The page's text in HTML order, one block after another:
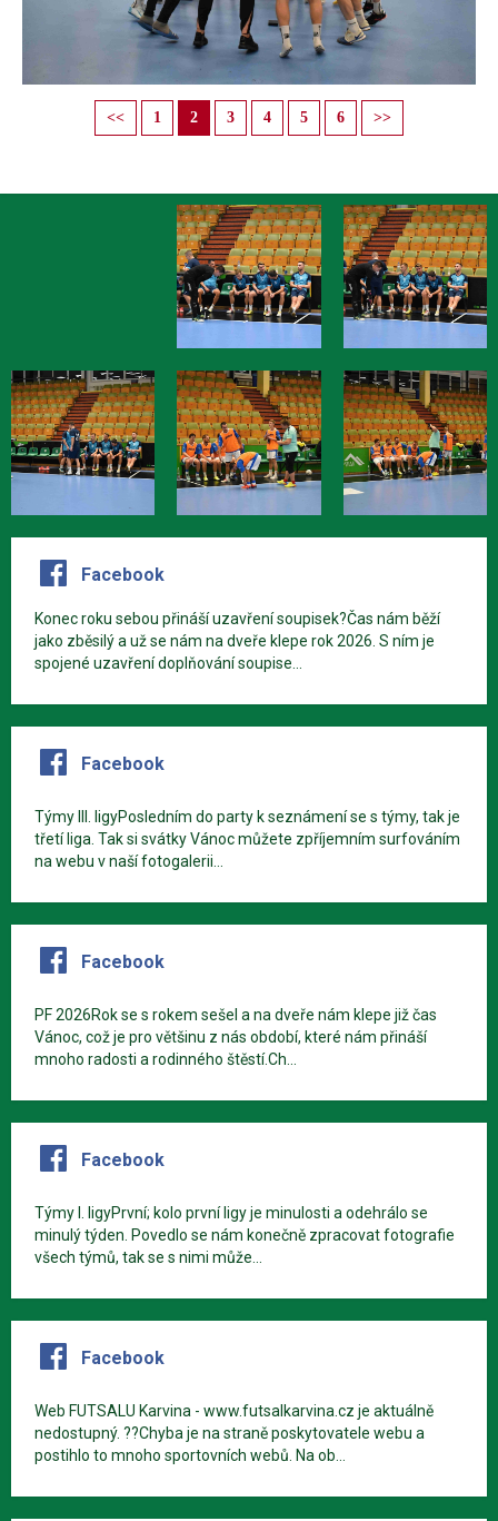
<< 1 2 3 4 5 6 >>
Facebook
Konec roku sebou přináší uzavření soupisek?Čas nám běží
jako zběsilý a už se nám na dveře klepe rok 2026. S ním je
spojené uzavření doplňování soupise...
Facebook
Týmy III. ligyPosledním do party k seznámení se s týmy, tak je
třetí liga. Tak si svátky Vánoc můžete zpříjemním surfováním
na webu v naší fotogalerii...
Facebook
PF 2026Rok se s rokem sešel a na dveře nám klepe již čas
Vánoc, což je pro většinu z nás období, které nám přináší
mnoho radosti a rodinného štěstí.Ch...
Facebook
Týmy I. ligyPrvní; kolo první ligy je minulosti a odehrálo se
minulý týden. Povedlo se nám konečně zpracovat fotografie
všech týmů, tak se s nimi může...
Facebook
Web FUTSALU Karvina - www.futsalkarvina.cz je aktuálně
nedostupný. ??Chyba je na straně poskytovatele webu a
postihlo to mnoho sportovních webů. Na ob...